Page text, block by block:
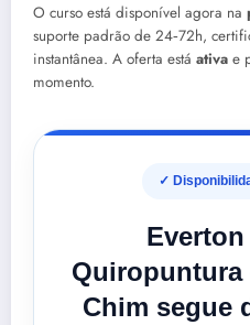
O curso está disponível agora na
suporte padrão de 24‑72h,
instantânea. A oferta está ativa e
momento.
✓
Quiropuntura
Chim segue